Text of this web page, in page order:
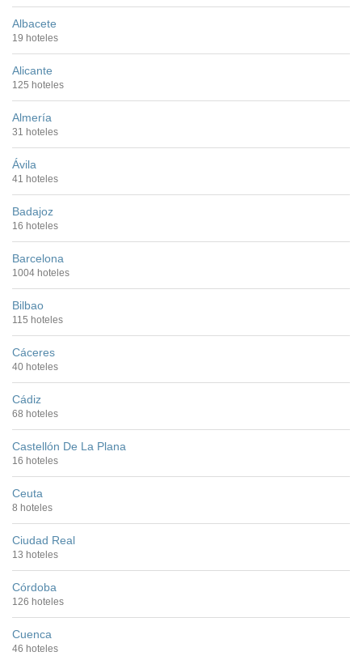
Albacete
19 hoteles
Alicante
125 hoteles
Almería
31 hoteles
Ávila
41 hoteles
Badajoz
16 hoteles
Barcelona
1004 hoteles
Bilbao
115 hoteles
Cáceres
40 hoteles
Cádiz
68 hoteles
Castellón De La Plana
16 hoteles
Ceuta
8 hoteles
Ciudad Real
13 hoteles
Córdoba
126 hoteles
Cuenca
46 hoteles